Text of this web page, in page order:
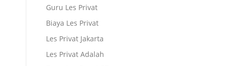
Guru Les Privat
Biaya Les Privat
Les Privat Jakarta
Les Privat Adalah